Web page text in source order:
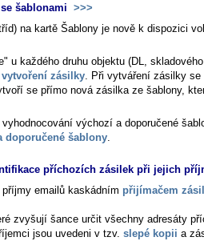
šablonami
>>>
na kartě Šablony je nově k dispozici
u každého druhu objektu (DL,
zásilky . Při vytváření zásilky
se přímo nová zásilka ze šablony,
výchozí a doporučené
doporučené šablony
příchozích zásilek při jejich
emailů kaskádním přijímačem
zvyšují šance určit všechny adresáty
jsou uvedeni v tzv. slepé kopii a